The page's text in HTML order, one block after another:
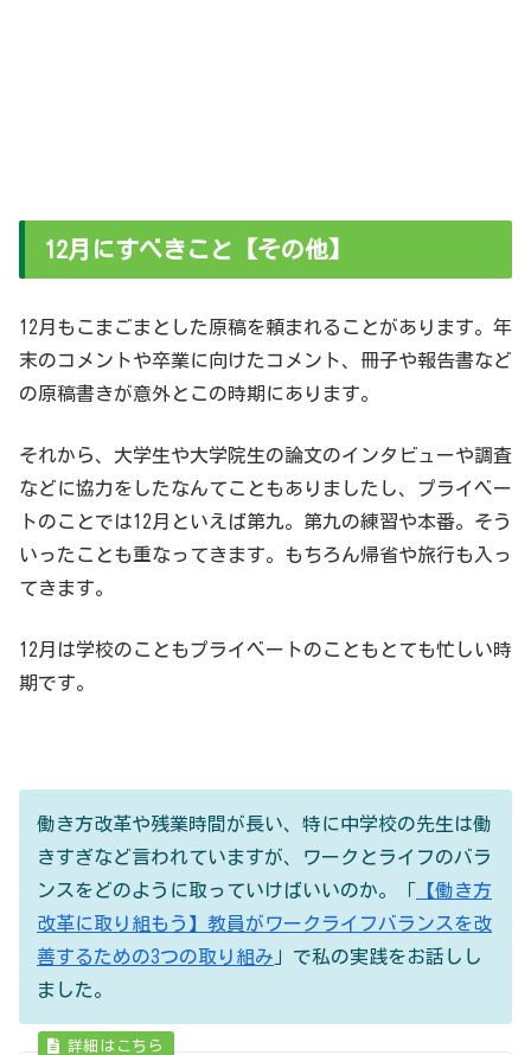
12月にすべきこと【その他】
12月もこまごまとした原稿を頼まれることがあります。年
末のコメントや卒業に向けたコメント、冊子や報告書など
の原稿書きが意外とこの時期にあります。
それから、大学生や大学院生の論文のインタビューや調査
などに協力をしたなんてこともありましたし、プライベー
トのことでは12月といえば第九。第九の練習や本番。そう
いったことも重なってきます。もちろん帰省や旅行も入っ
てきます。
12月は学校のこともプライベートのこともとても忙しい時
期です。
働き方改革や残業時間が長い、特に中学校の先生は働
きすぎなど言われていますが、ワークとライフのバラ
ンスをどのように取っていけばいいのか。「 【働き方
改革に取り組もう】教員がワークライフバランスを改
善するための3つの取り組み 」で私の実践をお話しし
ました。